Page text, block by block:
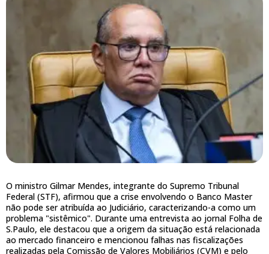
O ministro Gilmar Mendes, integrante do Supremo Tribunal
Federal (STF), afirmou que a crise envolvendo o Banco Master
não pode ser atribuída ao Judiciário, caracterizando-a como um
problema "sistêmico". Durante uma entrevista ao jornal Folha de
S.Paulo, ele destacou que a origem da situação está relacionada
ao mercado financeiro e mencionou falhas nas fiscalizações
realizadas pela Comissão de Valores Mobiliários (CVM) e pelo